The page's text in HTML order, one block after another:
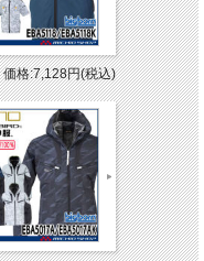
価格:7,128円(税込)